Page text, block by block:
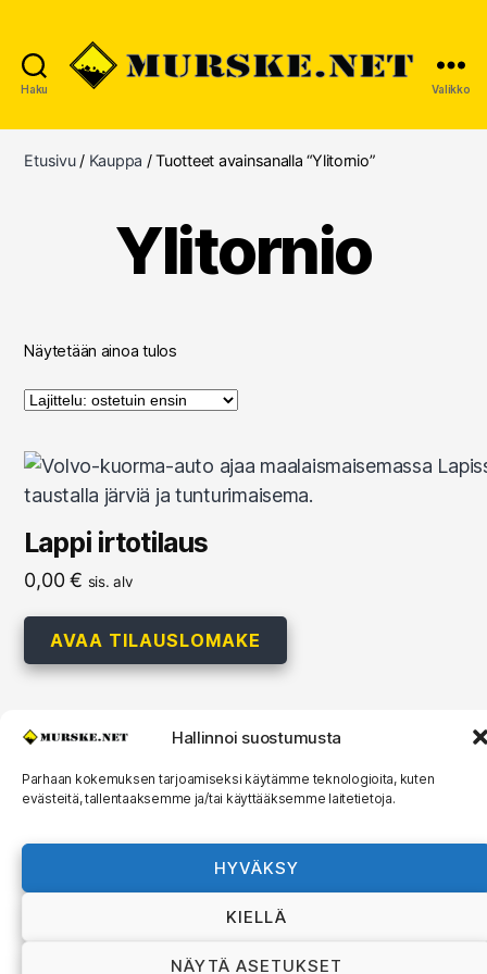
Hallinnoi suostumusta
Parhaan kokemuksen tarjoamiseksi käytämme teknologioita, kuten
evästeitä, tallentaaksemme ja/tai käyttääksemme laitetietoja.
HYVÄKSY
KIELLÄ
NÄYTÄ ASETUKSET
Haku Valikko
Etusivu/ Kauppa / Tuotteet avainsanalla “Ylitornio”
Ylitornio
Näytetään ainoa tulos
Lappi irtotilaus
0,00€ sis. alv
AVAA TILAUSLOMAKE
© 2026 MURSKE.NET
Murske.net Suomi Oy:n toimitusehdot ja
Ylös